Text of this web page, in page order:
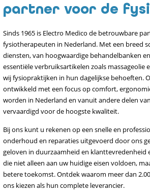
partner voor de
Sinds 1965 is Electro Medico de betrouwbare
fysiotherapeuten in Nederland. Met een breed
diensten, van hoogwaardige behandelbanken
essentiële verbruiksartikelen zoals massageolie
wij fysiopraktijken in hun dagelijkse behoeften.
ontwikkeld met een focus op comfort,
worden in Nederland en vanuit andere delen
vervaardigd voor de hoogste kwaliteit.
Bij ons kunt u rekenen op een snelle en
onderhoud en reparaties uitgevoerd door ons
geloven in duurzaamheid en klanttevredenheid
die niet alleen aan uw huidige eisen voldoen,
betere toekomst. Ontdek waarom meer dan
ons kiezen als hun complete leverancier.